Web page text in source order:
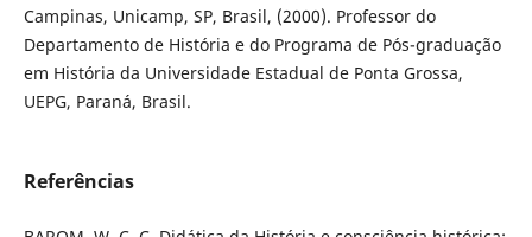
Campinas, Unicamp, SP, Brasil, (2000). Professor do
Departamento de História e do Programa de Pós-graduação
em História da Universidade Estadual de Ponta Grossa,
UEPG, Paraná, Brasil.
Referências